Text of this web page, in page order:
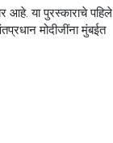
आहे. या पुरस्काराचे पहिले
मोदीजींना मुंबईत